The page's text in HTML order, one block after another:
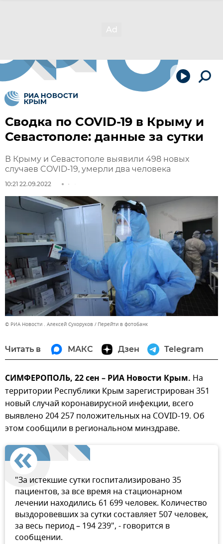
Сводка по COVID-19 в Крыму и
Севастополе: данные за сутки
В Крыму и Севастополе выявили 498 новых
случаев COVID-19, умерли два человека
10:21 22.09.2022
© РИА Новости . Алексей Сухоруков Перейти в фотобанк
Читать в МАКС Дзен Telegram
СИМФЕРОПОЛЬ, 22 сен – РИА Новости Крым. На
территории Республики Крым зарегистрирован 351
новый случай коронавирусной инфекции, всего
выявлено 204 257 положительных на COVID-19. Об
этом сообщили в региональном минздраве.
"За истекшие сутки госпитализировано 35
пациентов, за все время на стационарном
лечении находились 61 699 человек. Количество
выздоровевших за сутки составляет 507 человек,
за весь период – 194 239", - говорится в
сообщении.